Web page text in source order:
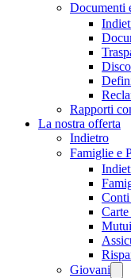
Documenti
Rapporti
La nostra offerta
Indietro
Famiglie e
Giovani